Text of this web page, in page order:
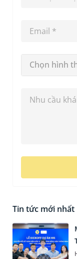
Chọn hình
Tin tức mới nhất